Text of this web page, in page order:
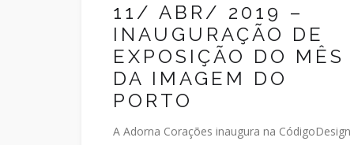
11/ ABR/ 2019 –
INAUGURAÇÃO DE
EXPOSIÇÃO DO MÊS
DA IMAGEM DO
PORTO
A Adorna Corações inaugura na CódigoDesign